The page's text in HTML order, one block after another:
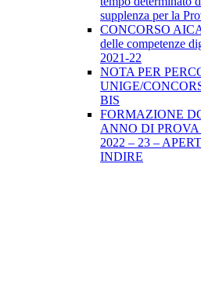
supplenza per la
CONCORSO
delle competenze
2021-22
NOTA PER
UNIGE/
BIS
FORMAZIONE
ANNO DI PROVA
2022 – 23 –
INDIRE